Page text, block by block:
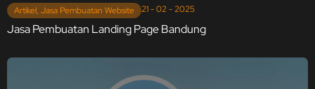
Artikel, Jasa Pembuatan Website 21 - 02 - 2025
Jasa Pembuatan Landing Page Bandung